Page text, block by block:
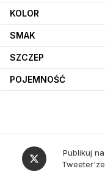
KOLOR
SMAK
SZCZEP
POJEMNOŚĆ
Opens
in
Publikuj na
Tweeter'ze